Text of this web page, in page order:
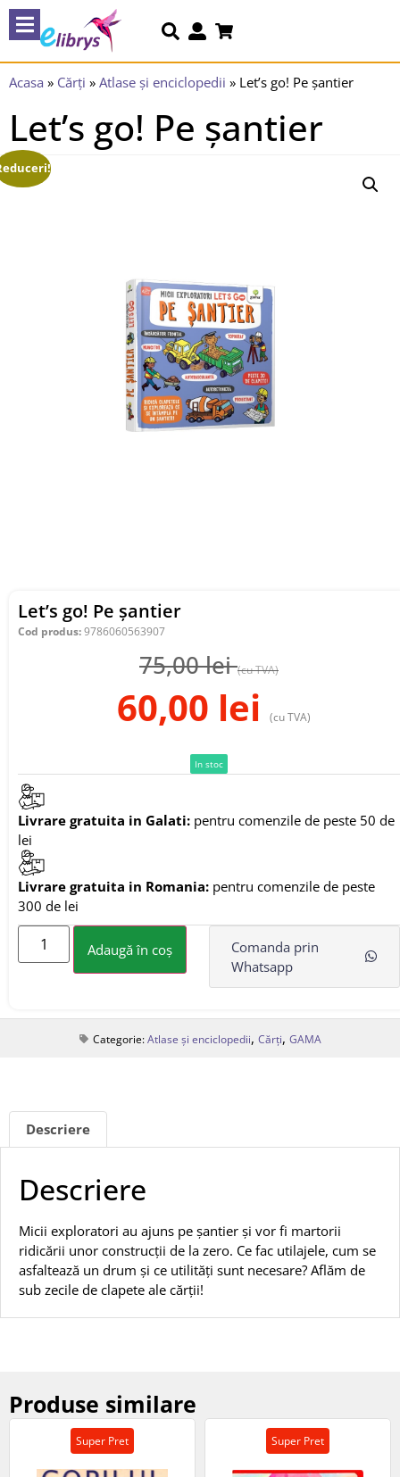
Acasa » Cărți » Atlase și enciclopedii » Let’s go! Pe șantier
Let’s go! Pe șantier
Let’s go! Pe șantier
Cod produs:9786060563907
75,00lei (cu TVA)
60,00 lei (cu TVA)
In stoc
Livrare gratuita in Galati: pentru comenzile de peste 50 de
lei
Livrare gratuita in Romania: pentru comenzile de peste
300 de lei
Adaugă în coș
Comanda prin
Whatsapp
Categorie:Atlase și enciclopedii, Cărți, GAMA
Descriere
Descriere
Micii exploratori au ajuns pe șantier și vor fi martorii
ridicării unor construcții de la zero. Ce fac utilajele, cum se
asfaltează un drum și ce utilități sunt necesare? Aflăm de
sub zecile de clapete ale cărții!
Produse similare
Super Pret Super Pret